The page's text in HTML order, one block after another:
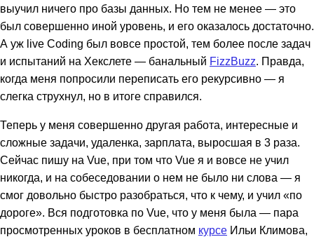
выучил ничего про базы данных. Но тем не менее — это
был совершенно иной уровень, и его оказалось достаточно.
А уж live Coding был вовсе простой, тем более после задач
и испытаний на Хекслете — банальный FizzBuzz . Правда,
когда меня попросили переписать его рекурсивно — я
слегка струхнул, но в итоге справился.
Теперь у меня совершенно другая работа, интересные и
сложные задачи, удаленка, зарплата, выросшая в 3 раза.
Сейчас пишу на Vue, при том что Vue я и вовсе не учил
никогда, и на собеседовании о нем не было ни слова — я
смог довольно быстро разобраться, что к чему, и учил «по
дороге». Вся подготовка по Vue, что у меня была — пара
просмотренных уроков в бесплатном курсе Ильи Климова,